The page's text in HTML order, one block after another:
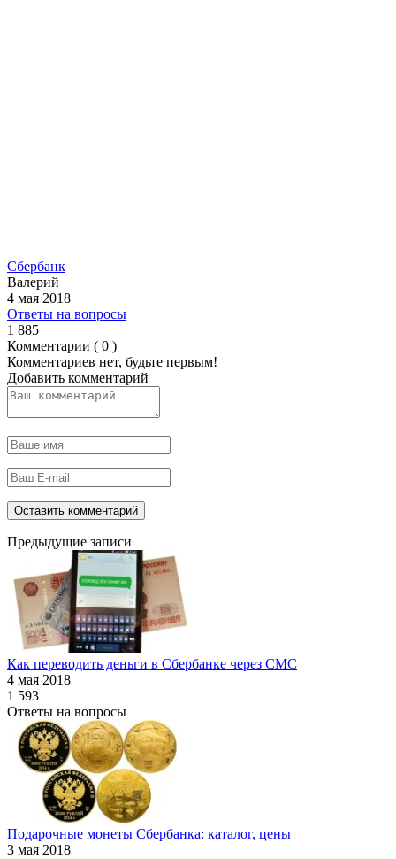
Сбербанк
Валерий
4 мая 2018
Ответы на вопросы
1 885
Комментарии ( 0 )
Комментариев нет, будьте первым!
Добавить комментарий
Предыдущие записи
Как переводить деньги в Сбербанке через СМС
4 мая 2018
1 593
Ответы на вопросы
Подарочные монеты Сбербанка: каталог, цены
3 мая 2018